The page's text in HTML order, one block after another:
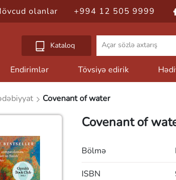
olanlar +994 12 505 9999
Kataloq
Endirimlər Tövsiyə edirik
Covenant of water
Covenant of
Bölmə
ISBN